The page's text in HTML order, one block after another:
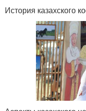
История казахского